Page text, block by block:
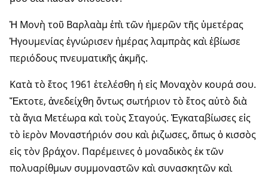
Ἡ Μονὴ τοῦ Βαρλαὰμ ἐπὶ τῶν ἡμερῶν τῆς ὑμετέρας
Ἡγουμενίας ἐγνώρισεν ἡμέρας λαμπρὰς καὶ ἐβίωσε
περιόδους πνευματικῆς ἀκμῆς.
Κατὰ τὸ ἔτος 1961 ἐτελέσθη ἡ εἰς Μοναχὸν κουρά σου.
Ἔκτοτε, ἀνεδείχθη ὄντως σωτήριον τὸ ἔτος αὐτὸ διὰ
τὰ ἅγια Μετέωρα καὶ τοὺς Σταγούς. Ἐγκαταβίωσες εἰς
τὸ ἱερὸν Μοναστήριόν σου καὶ ῥιζωσες, ὅπως ὁ κισσὸς
εἰς τὸν βράχον. Παρέμεινες ὁ μοναδικὸς ἐκ τῶν
πολυαρίθμων συμμοναστῶν καὶ συνασκητῶν καὶ